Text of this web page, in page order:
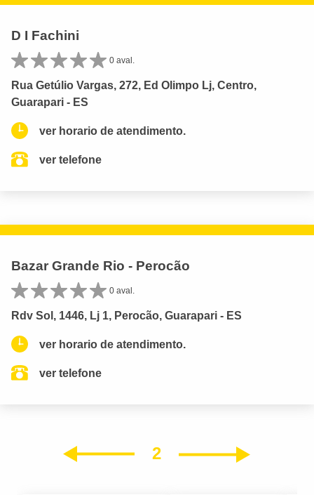
D I Fachini
0 aval.
Rua Getúlio Vargas, 272, Ed Olimpo Lj, Centro,
Guarapari - ES
ver horario de atendimento.
ver telefone
Bazar Grande Rio - Perocão
0 aval.
Rdv Sol, 1446, Lj 1, Perocão, Guarapari - ES
ver horario de atendimento.
ver telefone
2